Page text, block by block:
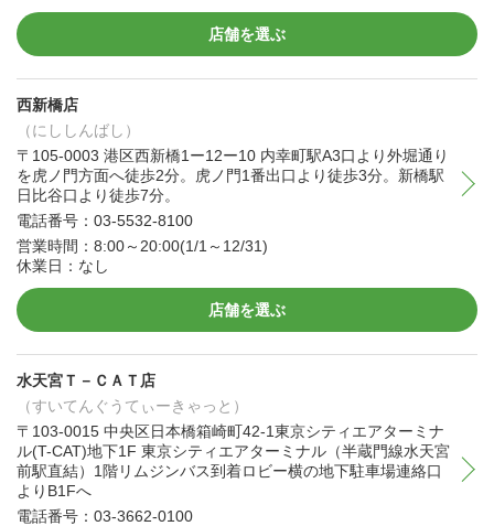
店舗を選ぶ
西新橋店
（にししんばし）
〒105-0003 港区西新橋1ー12ー10 内幸町駅A3口より外堀通り
を虎ノ門方面へ徒歩2分。虎ノ門1番出口より徒歩3分。新橋駅
日比谷口より徒歩7分。
電話番号：03-5532-8100
営業時間：8:00～20:00(1/1～12/31)
休業日：なし
店舗を選ぶ
水天宮Ｔ－ＣＡＴ店
（すいてんぐうてぃーきゃっと）
〒103-0015 中央区日本橋箱崎町42-1東京シティエアターミナ
ル(T-CAT)地下1F 東京シティエアターミナル（半蔵門線水天宮
前駅直結）1階リムジンバス到着ロビー横の地下駐車場連絡口
よりB1Fへ
電話番号：03-3662-0100